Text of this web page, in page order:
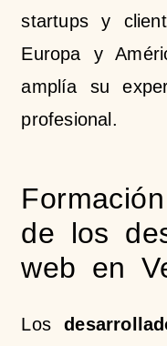
startups y
Europa y
amplía su
profesional.
de los
web en
Los